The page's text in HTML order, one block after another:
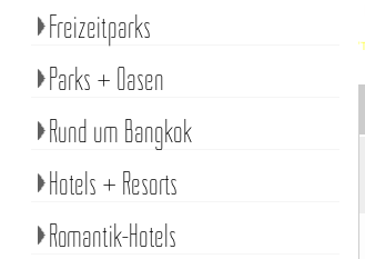
Freizeitparks
Parks + Oasen
Rund um Bangkok
Hotels + Resorts
Romantik-Hotels